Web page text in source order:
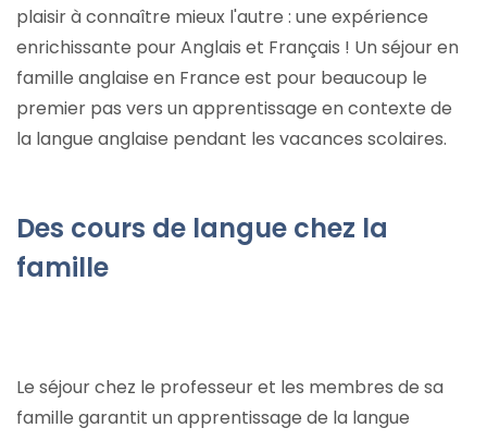
plaisir à connaître mieux l'autre : une expérience
enrichissante pour Anglais et Français ! Un séjour en
famille anglaise en France est pour beaucoup le
premier pas vers un apprentissage en contexte de
la langue anglaise pendant les vacances scolaires.
Des cours de langue chez la
famille
Le séjour chez le professeur et les membres de sa
famille garantit un apprentissage de la langue